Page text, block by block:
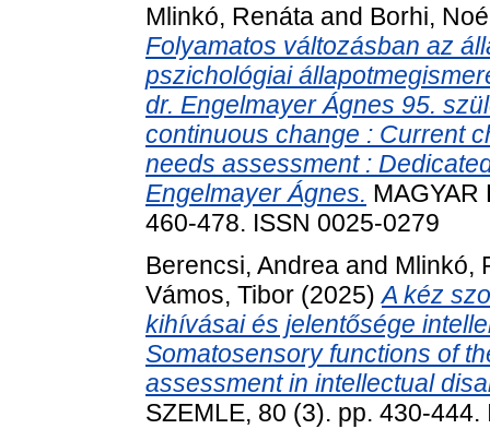
Mlinkó, Renáta and Borhi,
Folyamatos változásban az
pszichológiai
dr. Engelmayer Ágnes 95.
continuous change : Current
needs assessment :
Engelmayer Ágnes. MAGYAR
460-478. ISSN 0025-0279
Berencsi, Andrea and Mlinkó,
Vámos, Tibor (2025)A kéz
kihívásai és jelentősége
Somatosensory functions of
assessment in intellectual
SZEMLE, 80 (3). pp. 430-